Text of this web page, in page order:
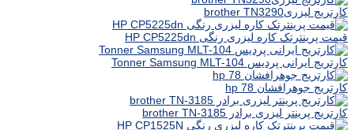
کارتریج لیزریbrother TN3290
قیمت پرینترتک کاره لیزری رنگی HP CP5225dn
کارتریج ایرانی پردیس Tonner Samsung MLT-104
کارتریج جوهرافشان hp 78
کارتریج پرینتر لیزری برادر brother TN-3185